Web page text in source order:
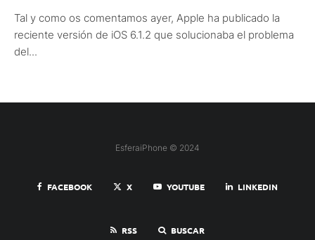
Tal y como os comentamos ayer, Apple ha publicado la
reciente versión de iOS 6.1.2 que solucionaba el problema
del...
EsferaiPhone © 2024
FACEBOOK X YOUTUBE LINKEDIN
RSS BUSCAR